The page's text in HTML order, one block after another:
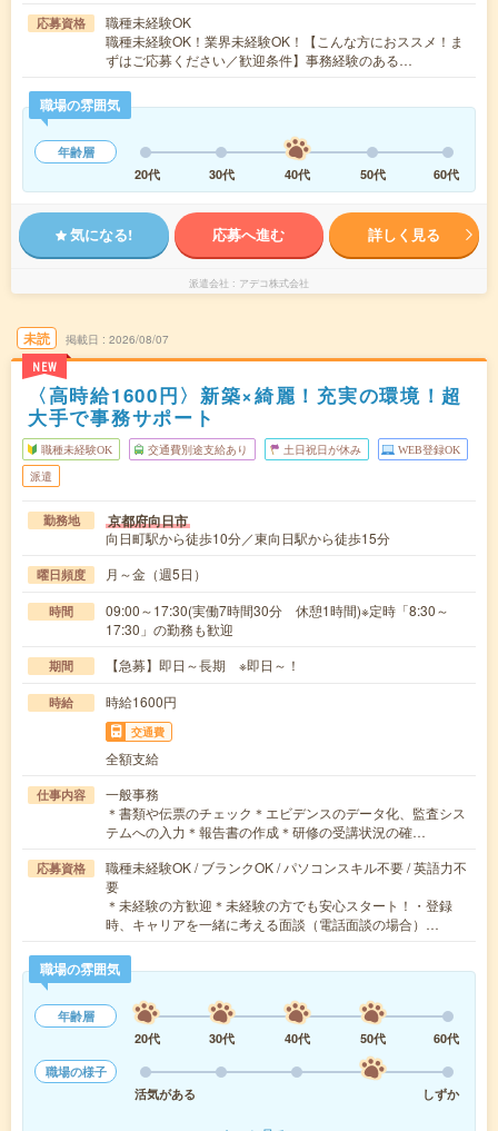
応募資格
職種未経験OK
職種未経験OK！業界未経験OK！【こんな方におススメ！ま
ずはご応募ください／歓迎条件】事務経験のある…
職場の雰囲気
年齢層
20代
30代 40代 50代 60代
気になる! 応募へ進む 詳しく見る
派遣会社 アデコ株式会社
未読
NEW
掲載日 2026/08/07
〈高時給1600円〉新築×綺麗！充実の環境！超
大手で事務サポート
職種未経験OK 交通費別途支給あり 土日祝日が休み WEB登録OK
派遣
勤務地 京都府向日市
向日町駅から徒歩10分／東向日駅から徒歩15分
曜日頻度 月～金（週5日）
時間
09:00～17:30(実働7時間30分 休憩1時間)※定時「8:30～
17:30」の勤務も歓迎
期間 【急募】即日～長期 ※即日～！
時給 時給1600円
交通費
全額支給
仕事内容
一般事務
＊書類や伝票のチェック＊エビデンスのデータ化、監査シス
テムへの入力＊報告書の作成＊研修の受講状況の確…
応募資格
職種未経験OK / ブランクOK / パソコンスキル不要 / 英語力不
要
＊未経験の方歓迎＊未経験の方でも安心スタート！・登録
時、キャリアを一緒に考える面談（電話面談の場合）…
職場の雰囲気
年齢層
20代
30代 40代 50代
60代
職場の様子
活気がある
しずか